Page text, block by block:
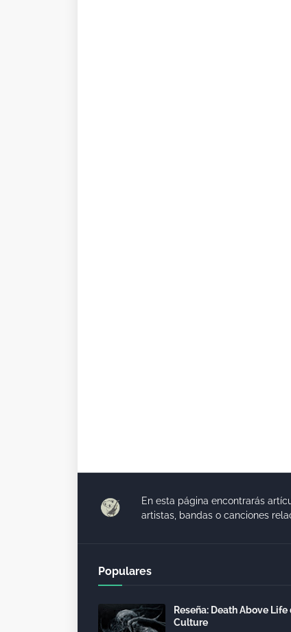
En esta página encontrarás
artistas, bandas o canciones
Populares
Reseña: Death Above
Culture